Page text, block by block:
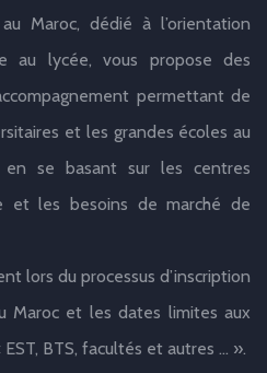
Maroc, dédié à l’orientation
au lycée, vous propose des
permettant de
et les grandes écoles au
en se basant sur les centres
et les besoins de marché de
lors du processus d’inscription
Maroc et les dates limites aux
BTS, facultés et autres … ».